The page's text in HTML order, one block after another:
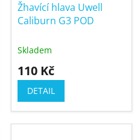
Žhavící hlava Uwell
Caliburn G3 POD
Skladem
110 Kč
DETAIL